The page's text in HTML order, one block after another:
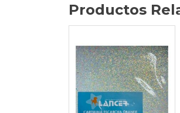
Productos